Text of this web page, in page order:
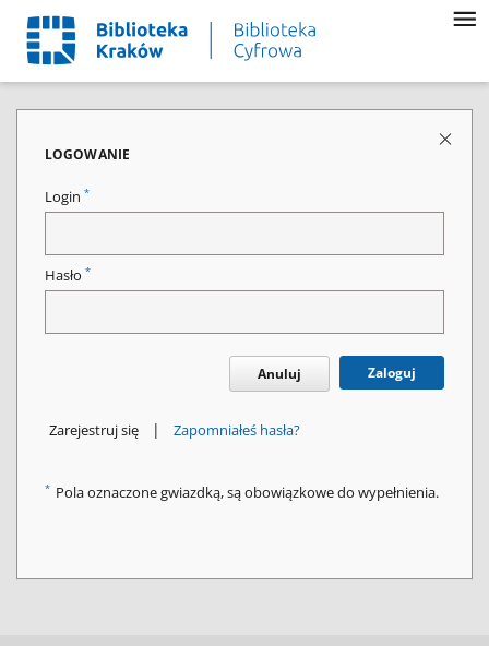
LOGOWANIE
Login *
Hasło *
Anuluj Zaloguj
Zarejestruj się | Zapomniałeś hasła?
* Pola oznaczone gwiazdką, są obowiązkowe do wypełnienia.